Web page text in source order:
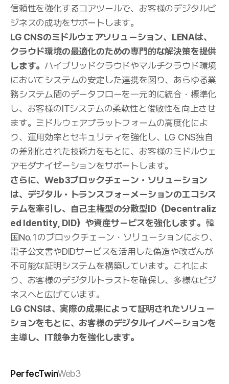
信頼性を強化するコアツールで、お客様のデジタルビ
ジネスの成功をサポートします。
LG CNSのミドルウェアソリューション、LENAは、
クラウド環境の最適化のための専門的な解決策を提供
します。 ハイブリッドクラウドやマルチクラウド環境
においてシステムの安定した連携を図り、あらゆる業
務システム間のデータフローを一元的に統合・標準化
し、お客様のITシステムの柔軟性と俊敏性を向上させ
ます。ミドルウェアプラットフォームの高度化によ
り、運用効率とセキュリティを強化し、LG CNS独自
の差別化された技術力をもとに、お客様のミドルウェ
アモダナイゼーションをサポートします。
さらに、Web3ブロックチェーン・ソリューション
は、デジタル・トランスフォーメーションのエコシス
テムを牽引し、自己主権型の分散型ID（Decentraliz
ed Identity, DID）や資産サービスを強化します。 韓
国No.1のブロックチェーン・ソリューションにより、
電子公文書やDIDサービスを活用した偽造や改ざんが
不可能な証明システムを構築しています。これによ
り、お客様のデジタルトラストを確保し、多様なビジ
ネスへと広げています。
LG CNSは、実際の成果によって証明されたソリュー
ションをもとに、お客様のデジタルイノベーションを
主導し、IT競争力を強化します。
PerfecTwinWeb3